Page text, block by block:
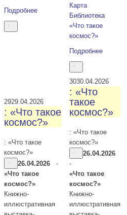
Подробнее
Карта
Библиотека
«Что такое
космос?»
Подробнее
2929.04.2026
: «Что такое
космос?»
: «Что такое
космос?»
26.04.2026
-
«Что такое
космос?»
Книжно-
иллюстративная
3030.04.2026
: «Что
такое
космос?»
: «Что такое
космос?»
26.04.2026
-
«Что такое
космос?»
Книжно-
иллюстративная